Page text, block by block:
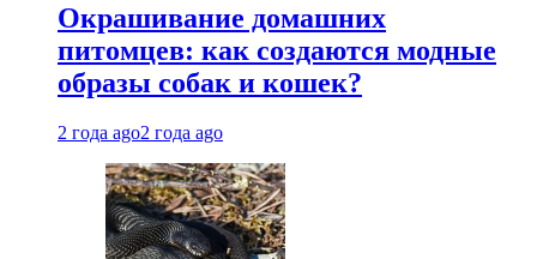
Окрашивание домашних
питомцев: как создаются модные
образы собак и кошек?
2 года ago2 года ago